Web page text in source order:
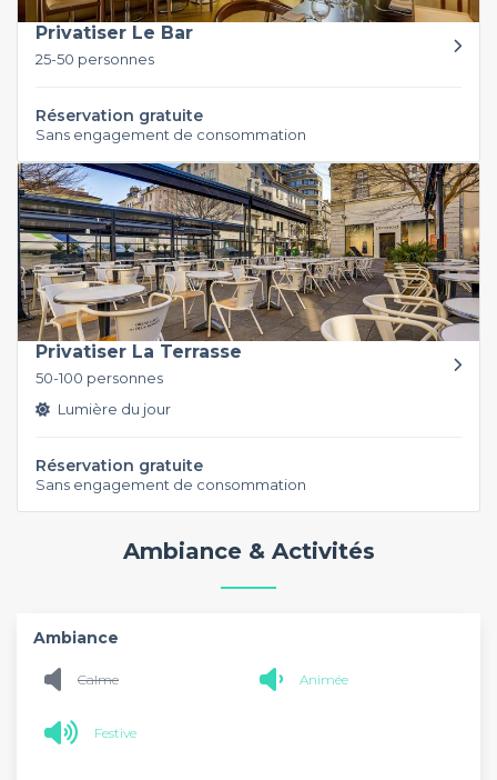
Privatiser Le Bar
25-50 personnes
Réservation gratuite
Sans engagement de consommation
Privatiser La Terrasse
50-100 personnes
Lumière du jour
Réservation gratuite
Sans engagement de consommation
Ambiance & Activités
Ambiance
Calme Animée
Festive